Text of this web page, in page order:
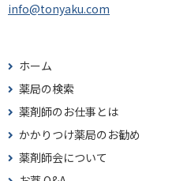
info@tonyaku.com
ホーム
薬局の検索
薬剤師のお仕事とは
かかりつけ薬局のお勧め
薬剤師会について